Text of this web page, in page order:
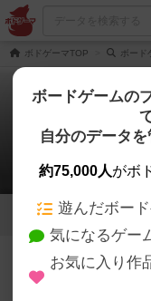
ボドゲーマTOP ボード
シ
6 6
685名 3名 0
レーティングが非
ボードゲームの
自分のデータ
約75,000人がボ
遊んだボー
気になるゲー
お気に入り作